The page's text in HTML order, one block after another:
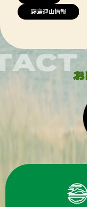
霧島連山情報